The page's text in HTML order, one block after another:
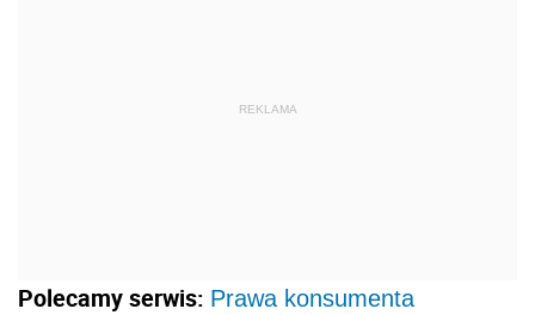
REKLAMA
Polecamy serwis: Prawa konsumenta